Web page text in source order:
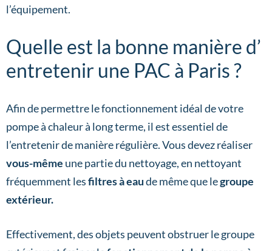
l’équipement.
Quelle est la bonne manière d’
entretenir une PAC à Paris ?
Afin de permettre le fonctionnement idéal de votre
pompe à chaleur à long terme, il est essentiel de
l’entretenir de manière régulière. Vous devez réaliser
vous-même une partie du nettoyage, en nettoyant
fréquemment lesfiltres à eaude même que legroupe
extérieur.
Effectivement, des objets peuvent obstruer le groupe